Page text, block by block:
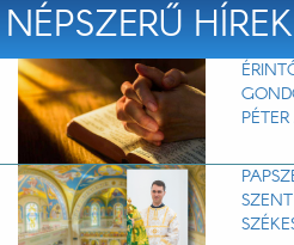
NÉPSZERŰ HÍREK